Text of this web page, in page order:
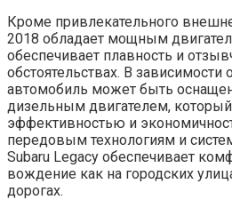
Кроме привлекательного
2018 обладает мощным
обеспечивает плавность и
обстоятельствах. В зависимости
автомобиль может быть
дизельным двигателем,
эффективностью и
передовым технологиям и
Subaru Legacy обеспечивает
вождение как на городских
дорогах.